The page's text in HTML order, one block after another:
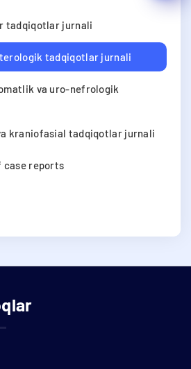
tadqiqotlar jurnali
tadqiqotlar jurnali
va uro-nefrologik
kraniofasial tadqiqotlar jurnali
case reports